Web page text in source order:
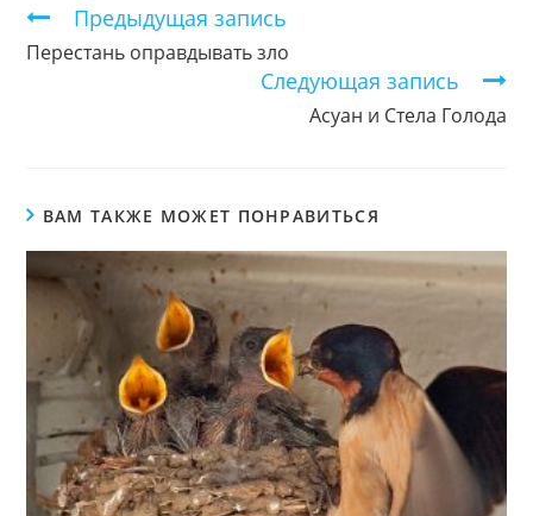
Продолжить
чтение
Предыдущая запись
Перестань оправдывать зло
Следующая запись
Асуан и Стела Голода
ВАМ ТАКЖЕ МОЖЕТ ПОНРАВИТЬСЯ